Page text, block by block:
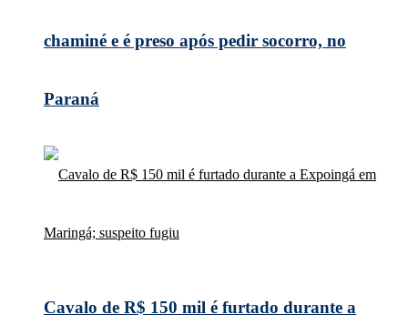
chaminé e é preso após pedir socorro, no
Paraná
Cavalo de R$ 150 mil é furtado durante a